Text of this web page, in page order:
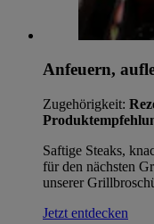
Anfeuern,
Zugehörigkeit:
Saftige Steaks,
für den nächsten
unserer
Jetzt entdecken